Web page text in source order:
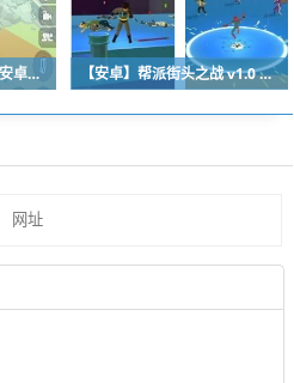
【安卓】像素人战 v1.0 安卓福利版 【安卓】帮派街头之战 v1.0 安卓免费版下载